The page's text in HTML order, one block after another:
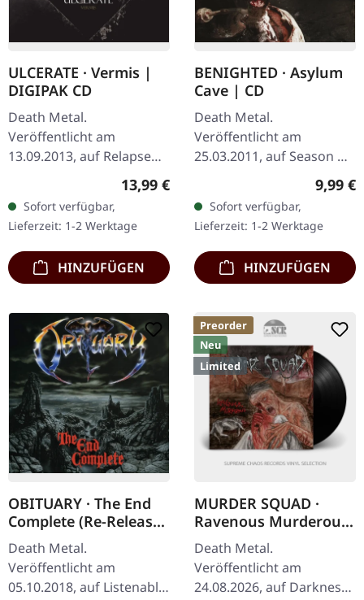
ULCERATE · Vermis |
DIGIPAK CD
Death Metal.
Veröffentlicht am
13.09.2013, auf Relapse
Records. CD im DigiPak.
vollständiges Album
"Vermis" steht als
monumentaler…
Regulärer Preis:
13,99 €
Sofort verfügbar,
Lieferzeit: 1-2 Werktage
HINZUFÜGEN
BENIGHTED · Asylum
Cave | CD
Death Metal.
Veröffentlicht am
25.03.2011, auf Season Of
Mist. CD im Jewelcase. Die
französischen Death
Metal-Wahnsinnigen
Benighted entfesseln
mit…
9,99 €
Sofort verfügbar,
Lieferzeit: 1-2 Werktage
HINZUFÜGEN
OBITUARY · The End
Complete (Re-Release)
| DIGIPACK CD
Death Metal.
Veröffentlicht am
05.10.2018, auf Listenable
Preorder
Neu
Limited
MURDER SQUAD ·
Ravenous Murderous
| BLACK LP
Death Metal.
Veröffentlicht am
24.08.2026, auf Darkness